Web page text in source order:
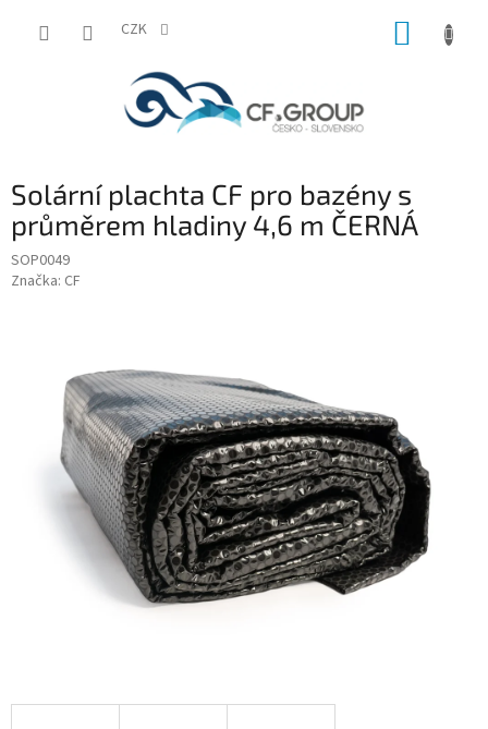
CZK
Solární plachta CF pro bazény s
průměrem hladiny 4,6 m ČERNÁ
SOP0049
Značka: CF